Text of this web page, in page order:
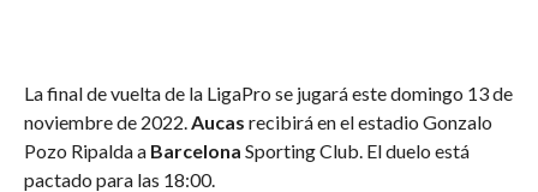
La final de vuelta de la LigaPro se jugará este domingo 13 de
noviembre de 2022.Aucas recibirá en el estadio Gonzalo
Pozo Ripalda a Barcelona Sporting Club. El duelo está
pactado para las 18:00.